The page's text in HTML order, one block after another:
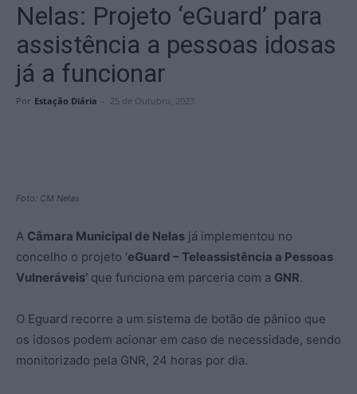
Nelas: Projeto ‘eGuard’ para
assistência a pessoas idosas
já a funcionar
Por Estação Diária - 25 de Outubro, 2023
Foto: CM Nelas
A Câmara Municipal de Nelas já implementou no
concelho o projeto ‘eGuard – Teleassistência a Pessoas
Vulneráveis’ que funciona em parceria com a GNR.
O Eguard recorre a um sistema de botão de pânico que
os idosos podem acionar em caso de necessidade, sendo
monitorizado pela GNR, 24 horas por dia.